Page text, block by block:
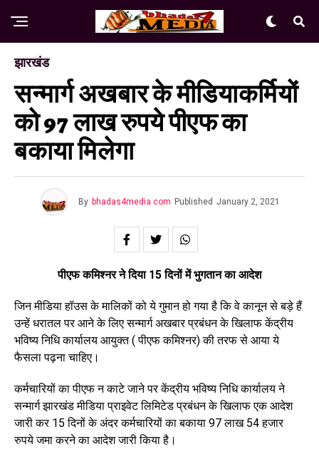
झारखंड
सन्मार्ग अखबार के मीडियाकर्मियों
को 97 लाख रुपये पीएफ का
बकाया मिलेगा
By bhadas4media.com Published January 2, 2021
पीएफ कमिश्नर ने दिया 15 दिनों में भुगतान का आदेश
जिन मीडिया हॉउस के मालिकों को ये गुमान हो गया है कि वे कानून से बड़े हैं
उन्हें धरातल पर आने के लिए सन्मार्ग अखबार प्रबंधन के खिलाफ केंद्रीय
भविष्य निधि कार्यालय आयुक्त ( पीएफ कमिश्नर) की तरफ से आया ये
फैसला पढ़ना चाहिए।
कर्मचारियों का पीएफ न काटे जाने पर केंद्रीय भविष्य निधि कार्यालय ने
सन्मार्ग झारखंड मीडिया प्राइवेट लिमिटेड प्रबंधन के खिलाफ एक आदेश
जारी कर 15 दिनों के अंदर कर्मचारियों का बकाया 97 लाख 54 हजार
रुपये जमा करने का आदेश जारी किया है।